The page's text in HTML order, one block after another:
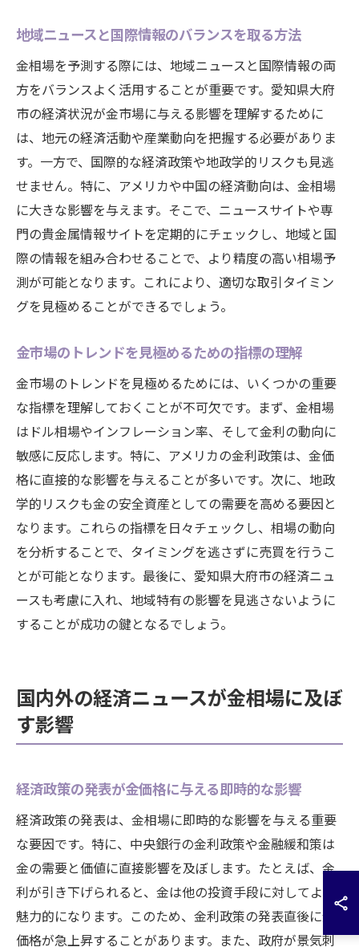
地域ニュースと国際情報のバランスを取る方法
金相場を予測する際には、地域ニュースと国際情報の両
方をバランスよく活用することが重要です。愛知県大府
市の経済状況が金市場に与える影響を理解するために
は、地元の経済活動や産業動向を把握する必要がありま
す。一方で、国際的な経済政策や地政学的リスクも見逃
せません。特に、アメリカや中国の経済動向は、金相場
に大きな影響を与えます。そこで、ニュースサイトや専
門の貴金属情報サイトを定期的にチェックし、地域と国
際の情報を組み合わせることで、より精度の高い相場予
測が可能となります。これにより、適切な取引タイミン
グを見極めることができるでしょう。
金市場のトレンドを見極めるための指標の理解
金市場のトレンドを見極めるためには、いくつかの重要
な指標を理解しておくことが不可欠です。まず、金相場
はドル相場やインフレーション率、そして金利の動向に
敏感に反応します。特に、アメリカの金利政策は、金価
格に直接的な影響を与えることが多いです。次に、地政
学的リスクも金の安全資産としての需要を高める要因と
なります。これらの指標を日々チェックし、相場の動向
を分析することで、タイミングを逃さずに売買を行うこ
とが可能となります。最後に、愛知県大府市の経済ニュ
ースも考慮に入れ、地域特有の影響を見逃さないように
することが成功の鍵となるでしょう。
国内外の経済ニュースが金相場に及ぼ
す影響
経済政策の発表が金価格に与える即時的な影響
経済政策の発表は、金相場に即時的な影響を与える重要
な要因です。特に、中央銀行の金利政策や金融緩和策は
金の需要と価値に直接影響を及ぼします。たとえば、金
利が引き下げられると、金は他の投資手段に対してより
魅力的になります。このため、金利政策の発表直後に金
価格が急上昇することがあります。また、政府が景気刺